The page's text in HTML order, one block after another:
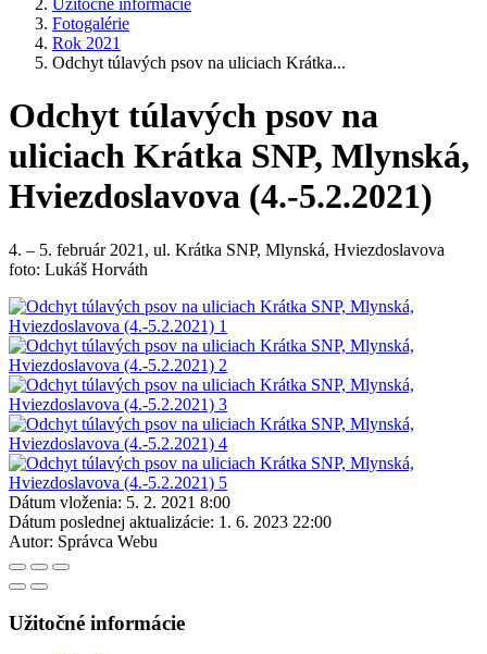
Užitočné informácie
Fotogalérie
Rok 2021
Odchyt túlavých psov na uliciach Krátka...
Odchyt túlavých psov na
uliciach Krátka SNP, Mlynská,
Hviezdoslavova (4.-5.2.2021)
4. – 5. február 2021, ul. Krátka SNP, Mlynská, Hviezdoslavova
foto: Lukáš Horváth
Dátum vloženia: 5. 2. 2021 8:00
Dátum poslednej aktualizácie: 1. 6. 2023 22:00
Autor: Správca Webu
Užitočné informácie